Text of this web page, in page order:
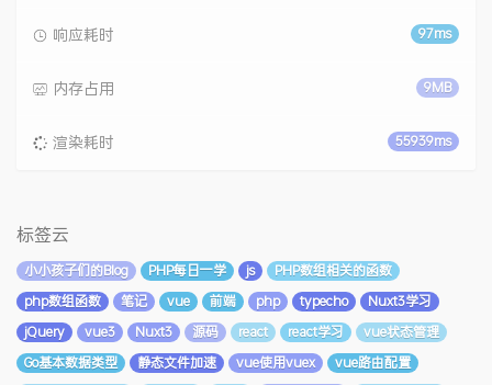
97ms
响应耗时
9MB
内存占用
55939ms
渲染耗时
标签云
小小孩子们的Blog PHP每日一学 js
PHP数组相关的函数
php数组函数
笔记 vue 前端 php typecho
Nuxt3学习
jQuery
vue3 Nuxt3 源码 react react学习
vue状态管理
Go基本数据类型
静态文件加速 vue使用vuex
vue路由配置